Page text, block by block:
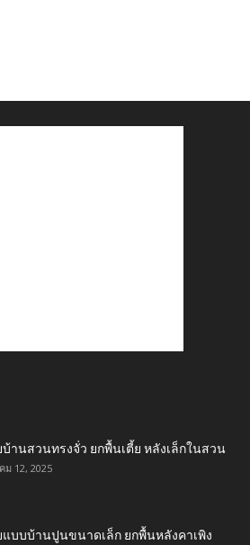
บ้านสวนทรงจั่ว ยกพื้นเตี้ย หลังเล็กในสวน
ม 12, 2025
แบบบ้านปูนขนาดเล็ก ยกพื้นหลังคาเพิง